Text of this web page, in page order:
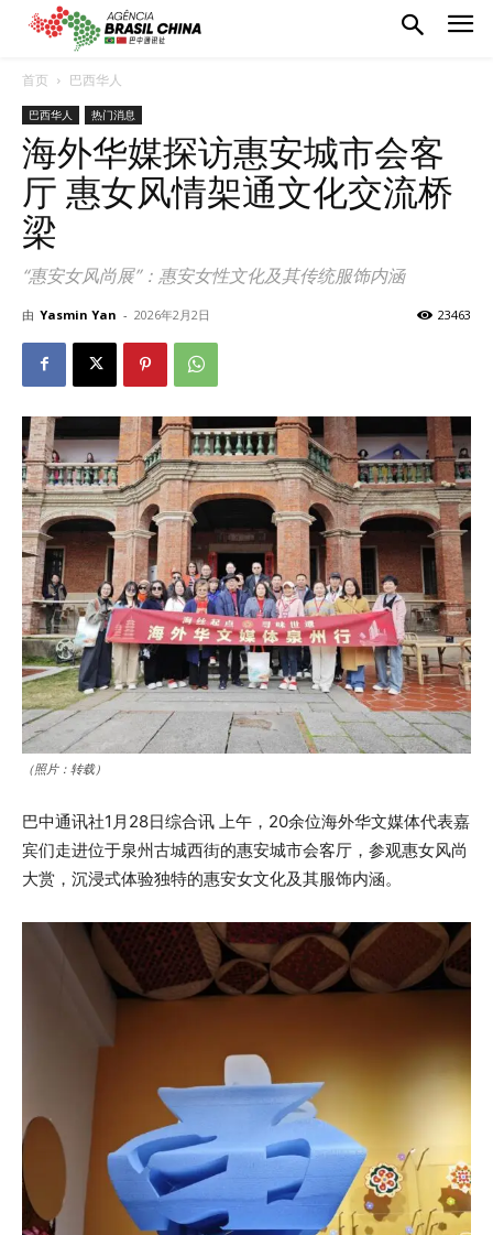
首页 巴西华人
巴西华人 热门消息
海外华媒探访惠安城市会客
厅 惠女风情架通文化交流桥
梁
“惠安女风尚展”：惠安女性文化及其传统服饰内涵
由 Yasmin Yan - 2026年2月2日 23463
（照片：转载）
巴中通讯社1月28日综合讯 上午，20余位海外华文媒体代表嘉
宾们走进位于泉州古城西街的惠安城市会客厅，参观惠女风尚
大赏，沉浸式体验独特的惠安女文化及其服饰内涵。